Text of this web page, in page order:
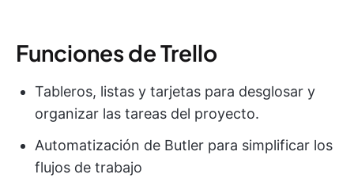
Funciones de Trello
Tableros, listas y tarjetas para desglosar y
organizar las tareas del proyecto.
Automatización de Butler para simplificar los
flujos de trabajo